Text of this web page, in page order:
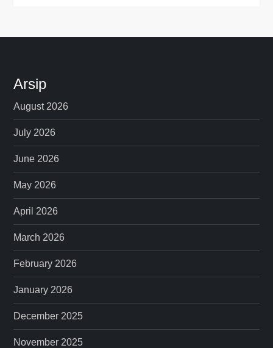
Arsip
August 2026
July 2026
June 2026
May 2026
April 2026
March 2026
February 2026
January 2026
December 2025
November 2025